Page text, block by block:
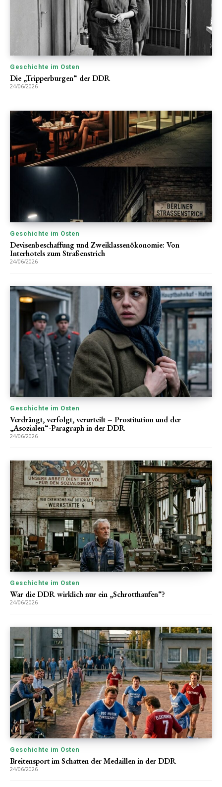
Geschichte im Osten
Die „Tripperburgen“ der DDR
24/06/2026
Geschichte im Osten
Devisenbeschaffung und Zweiklassenökonomie: Von
Interhotels zum Straßenstrich
24/06/2026
Geschichte im Osten
Verdrängt, verfolgt, verurteilt – Prostitution und der
„Asozialen“-Paragraph in der DDR
24/06/2026
Geschichte im Osten
War die DDR wirklich nur ein „Schrotthaufen“?
24/06/2026
Geschichte im Osten
Breitensport im Schatten der Medaillen in der DDR
24/06/2026